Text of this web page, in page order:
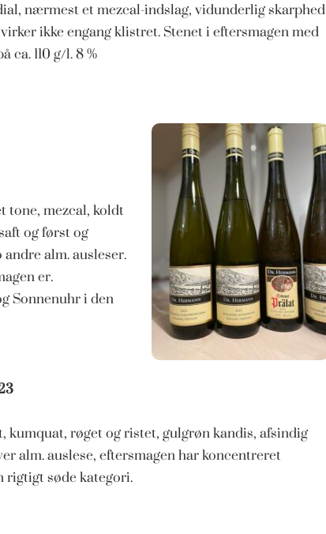
nærmest et mezcal-indslag, vidunderlig skarphed
ikke engang klistret. Stenet i eftersmagen med
110 g/l. 8 %
tone, mezcal, koldt
og først og
alm. ausleser.
er.
Sonnenuhr i den
røget og ristet, gulgrøn kandis, afsindig
alm. auslese, eftersmagen har koncentreret
rigtigt søde kategori.